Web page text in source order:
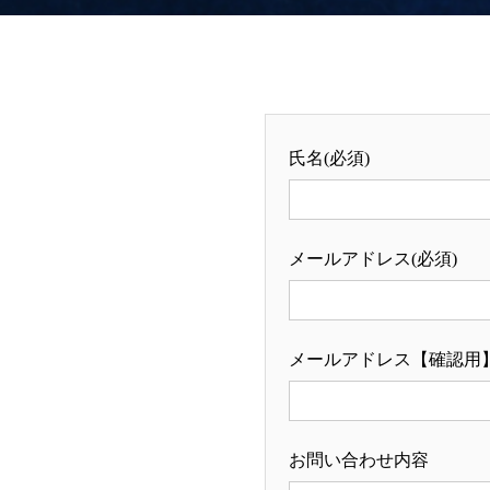
氏名(必須)
メールアドレス(必須)
メールアドレス【確認用
お問い合わせ内容